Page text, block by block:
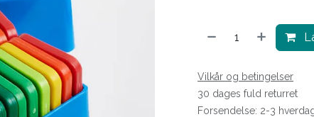
Vilkår og betingelser
30 dages fuld returret
Forsendelse: 2-3